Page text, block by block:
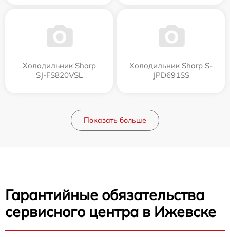
Холодильник Sharp
SJ-FS820VSL
Холодильник Sharp S-
JPD691SS
Показать больше
Гарантийные обязательства
сервисного центра в Ижевске